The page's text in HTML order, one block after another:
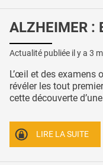
ALZHEIMER :
Actualité publiée il y a 3
L’œil et des examens
révéler les tout
cette découverte
LIRE LA SUITE